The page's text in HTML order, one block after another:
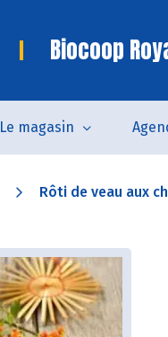
Biocoop
Le magasin
Rôti de veau aux